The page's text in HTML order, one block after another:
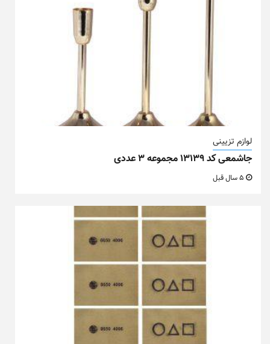
لوازم تزیینی
جاشمعی کد ۱۳۱۳۹ مجموعه ۳ عددی